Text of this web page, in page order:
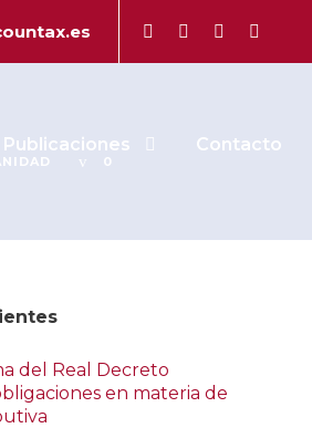
Publicaciones Contacto
0
del Real Decreto
en materia de